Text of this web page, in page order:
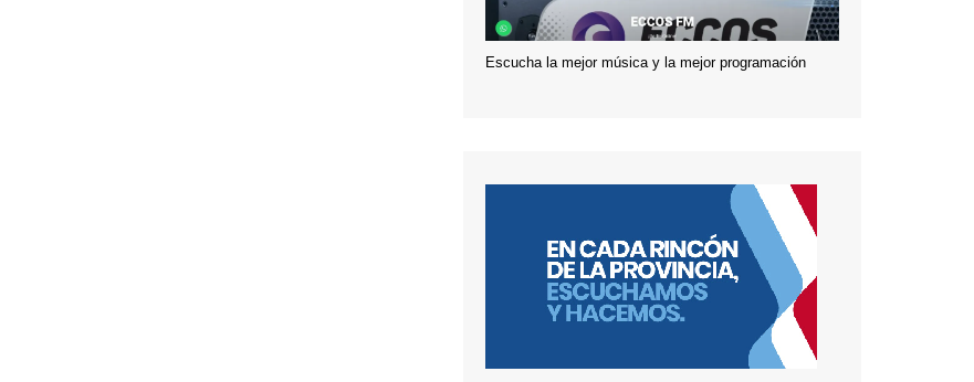
Escucha la mejor música y la mejor programación